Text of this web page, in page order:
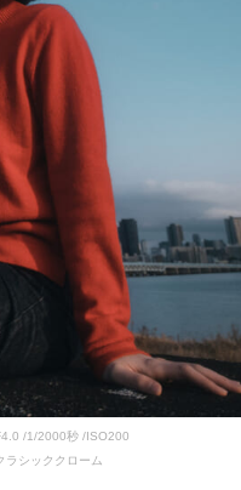
/1/2000秒 /ISO200
ラシッククローム